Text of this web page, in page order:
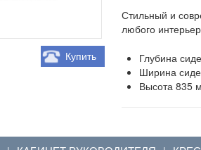
Купить
Стильный и
любого
Глубина
Ширина
Высота 835